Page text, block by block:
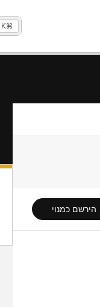
⌘K
הירשם כמנוי